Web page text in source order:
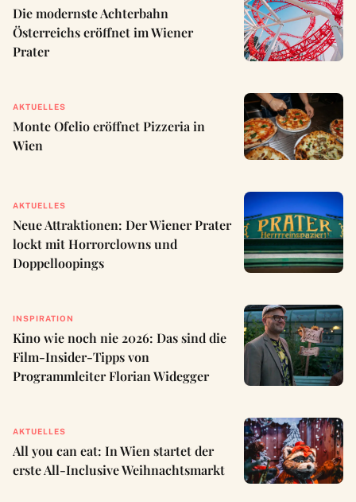
Die modernste Achterbahn
Österreichs eröffnet im Wiener
Prater
AKTUELLES
Monte Ofelio eröffnet Pizzeria in
Wien
AKTUELLES
Neue Attraktionen: Der Wiener Prater
lockt mit Horrorclowns und
Doppelloopings
INSPIRATION
Kino wie noch nie 2026: Das sind die
Film-Insider-Tipps von
Programmleiter Florian Widegger
AKTUELLES
All you can eat: In Wien startet der
erste All-Inclusive Weihnachtsmarkt